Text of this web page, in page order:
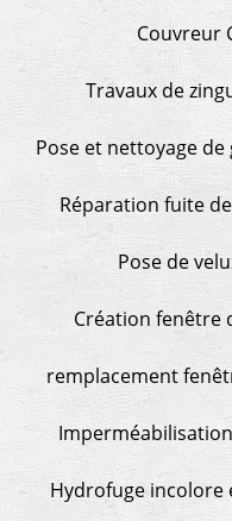
Couvreur
Travaux de
Pose et nettoyage
Réparation fuite
Pose de
Création fenêtre
remplacement
Hydrofuge incolore